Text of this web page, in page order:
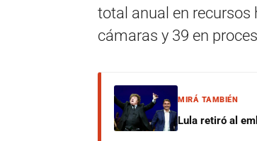
total anual en recursos
cámaras y 39 en
MIRÁ TAMBIÉN
Lula retiró al